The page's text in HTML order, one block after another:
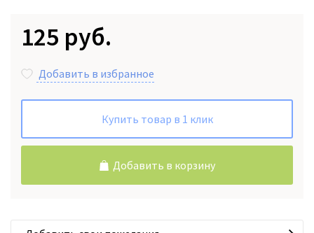
125 руб.
Добавить в избранное
Купить товар в 1 клик
Добавить в корзину